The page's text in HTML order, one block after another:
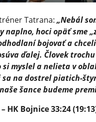
Tatrana: „Nebál
naplno, hoci opäť sme
bojovať a
ďalej. Človek
myslel a nelieta v
na dostrel piatich-
šance budeme
HK Bojnice 33:24